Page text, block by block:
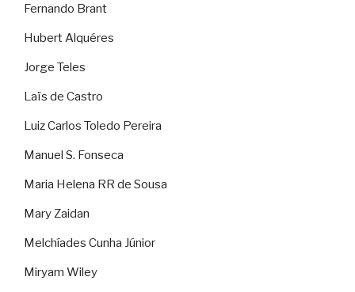
Fernando Brant
Hubert Alquéres
Jorge Teles
Laïs de Castro
Luiz Carlos Toledo Pereira
Manuel S. Fonseca
Maria Helena RR de Sousa
Mary Zaidan
Melchíades Cunha Júnior
Miryam Wiley